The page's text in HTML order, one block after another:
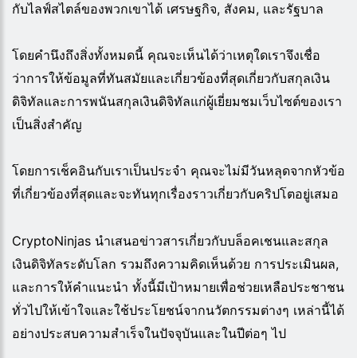
กับไลฟ์สไตล์ของพวกเขาได้ เศรษฐกิจ, สังคม, และรัฐบาล
โดยคำนึงถึงสิ่งทั้งหมดนี้ คุณจะเห็นได้ว่าเหตุใดเราจึงเชื่อ
ว่าการให้ข้อมูลที่ทันสมัยและเกี่ยวข้องที่สุดเกี่ยวกับสกุลเงิน
ดิจิทัลและการพนันสกุลเงินดิจิทัลแก่ผู้เยี่ยมชมเว็บไซต์ของเรา
เป็นสิ่งสำคัญ
โดยการเช็คอินกับเราเป็นประจำ คุณจะไม่มีวันหลุดจากหัวข้อ
ที่เกี่ยวข้องที่สุดและจะทันทุกเรื่องราวเกี่ยวกับคริปโตอยู่เสมอ
CryptoNinjas นำเสนอข่าวสารเกี่ยวกับบล็อคเชนและสกุล
เงินดิจิทัลระดับโลก รวมถึงความคิดเห็นด้วย การประเมินผล,
และการให้คำแนะนำ ทั้งนี้มีเป้าหมายเพื่อช่วยเหลือประชาชน
ทั่วไปให้เข้าใจและใช้ประโยชน์จากนวัตกรรมต่างๆ เหล่านี้ได้
อย่างประสบความสำเร็จในปัจจุบันและในปีต่อๆ ไป